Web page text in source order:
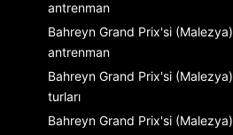
antrenman
Bahreyn Grand Prix'si (Malezya)
antrenman
Bahreyn Grand Prix'si (Malezya)
turları
Bahreyn Grand Prix'si (Malezya)